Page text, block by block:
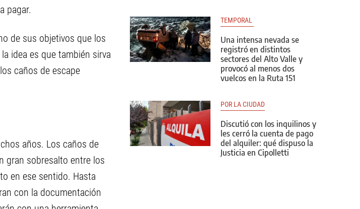
pagar.
de sus objetivos que los
idea es que también sirva
caños de escape
años. Los caños de
gran sobresalto entre los
en ese sentido. Hasta
con la documentación
TEMPORAL
Una intensa nevada se
registró en distintos
sectores del Alto Valle y
provocó al menos dos
vuelcos en la Ruta 151
POR LA CIUDAD
Discutió con los inquilinos y
les cerró la cuenta de pago
del alquiler: qué dispuso la
Justicia en Cipolletti